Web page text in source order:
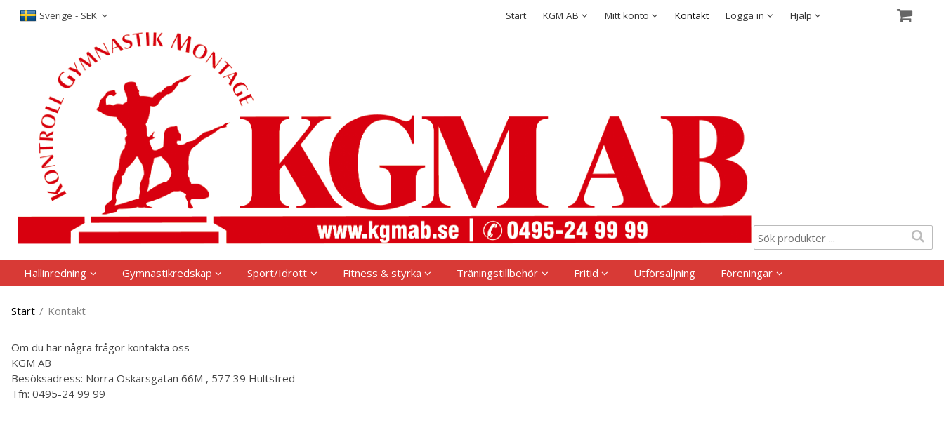
Sverige - SEK Start KGM AB
Integritetspolicy Mitt konto Kontakt Logga in
Kom ihåg mig
Glömt ditt lösenord?
Skapa nytt konto
Hjälp
Säkerhet & Cookies
Hallinredning Gymnastikredskap Sport/Idrott Fitness & styrka Träningstillbehör Fritid Utförsäljning Föreningar
Start / Kontakt
Om du har några frågor kontakta oss
KGM AB
Besöksadress: Norra Oskarsgatan 66M , 577 39 Hultsfred
Tfn: 0495-24 99 99